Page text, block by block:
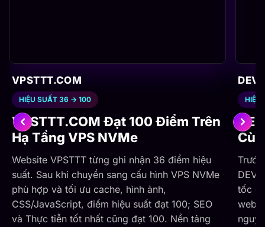
VPSTTT.COM
HIỆU SUẤT 36 → 100
VPSTTT.COM Đạt 100 Điểm Trên
Hạ Tầng VPS NVMe
Website VPSTTT từng ghi nhận 36 điểm hiệu
suất. Sau khi chuyển sang cấu hình VPS NVMe
phù hợp và tối ưu cache, hình ảnh,
CSS/JavaScript, điểm hiệu suất đạt 100; SEO
và Thực tiễn tốt nhất cũng đạt 100. Nền tảng
nhanh, ổn định hơn giúp nội dung dịch vụ được
tốc
Thực